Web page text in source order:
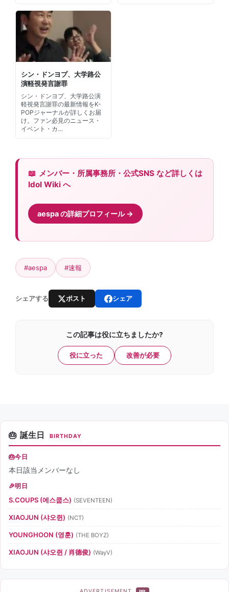
シン・ドンヨプ、大学路公
演軽視発言謝罪
シン・ドンヨプ、大学路公演
軽視発言謝罪の最新情報をK-
POPジャーナルが詳しくお届
け。ファン必見のニュース・
イベント・カ…
メンバー・所属事務所・公式SNS など詳しくは
Idol Wiki へ
aespa の詳細プロフィール
#aespa #速報
シェアする ポスト シェア
この記事は役に立ちましたか?
役に立った 改善が必要
誕生日 BIRTHDAY
今日
本日該当メンバーなし
明日
S.COUPS (에스쿱스) (SEVENTEEN)
XIAOJUN (샤오쥔) (NCT)
YOUNGHOON (영훈) (THE BOYZ)
XIAOJUN (샤오쥔 / 肖德俊) (WayV)